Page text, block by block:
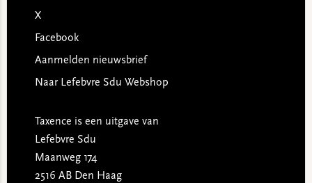
X
Facebook
Aanmelden nieuwsbrief
Naar Lefebvre Sdu Webshop
Taxence is een uitgave van
Lefebvre Sdu
Maanweg 174
2516 AB Den Haag